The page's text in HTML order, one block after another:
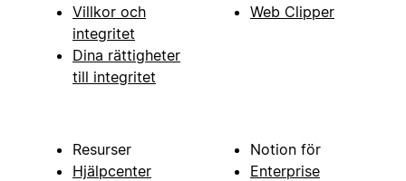
Villkor och
integritet
Dina rättigheter
till integritet
Web Clipper
Resurser
Hjälpcenter
Notion för
Enterprise